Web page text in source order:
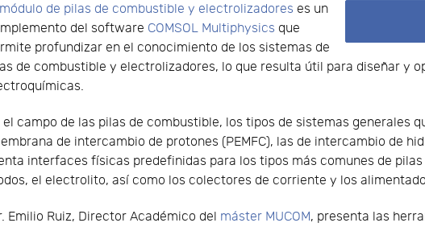
módulo de pilas de combustible y electrolizadores es un
del software COMSOL Multiphysics que
profundizar en el conocimiento de los sistemas de
de combustible y electrolizadores, lo que resulta útil para diseñar y
el campo de las pilas de combustible, los tipos de sistemas generales
de intercambio de protones (PEMFC), las de intercambio de
interfaces físicas predefinidas para los tipos más comunes de
el electrolito, así como los colectores de corriente y los
Emilio Ruiz, Director Académico del máster MUCOM, presenta las